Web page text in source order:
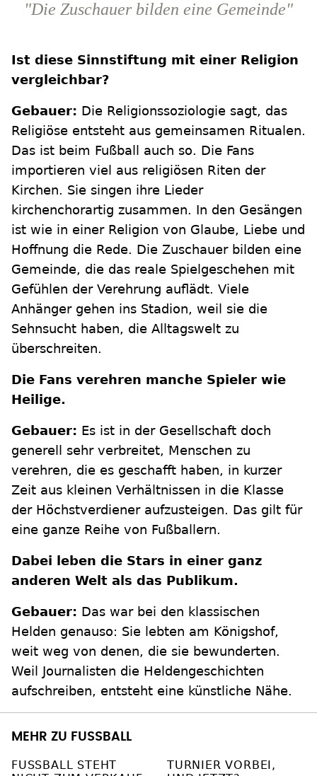
"Die Zuschauer bilden eine Gemeinde"
Ist diese Sinnstiftung mit einer Religion
vergleichbar?
Gebauer: Die Religionssoziologie sagt, das
Religiöse entsteht aus gemeinsamen Ritualen.
Das ist beim Fußball auch so. Die Fans
importieren viel aus religiösen Riten der
Kirchen. Sie singen ihre Lieder
kirchenchorartig zusammen. In den Gesängen
ist wie in einer Religion von Glaube, Liebe und
Hoffnung die Rede. Die Zuschauer bilden eine
Gemeinde, die das reale Spielgeschehen mit
Gefühlen der Verehrung auflädt. Viele
Anhänger gehen ins Stadion, weil sie die
Sehnsucht haben, die Alltagswelt zu
überschreiten.
Die Fans verehren manche Spieler wie
Heilige.
Gebauer: Es ist in der Gesellschaft doch
generell sehr verbreitet, Menschen zu
verehren, die es geschafft haben, in kurzer
Zeit aus kleinen Verhältnissen in die Klasse
der Höchstverdiener aufzusteigen. Das gilt für
eine ganze Reihe von Fußballern.
Dabei leben die Stars in einer ganz
anderen Welt als das Publikum.
Gebauer: Das war bei den klassischen
Helden genauso: Sie lebten am Königshof,
weit weg von denen, die sie bewunderten.
Weil Journalisten die Heldengeschichten
aufschreiben, entsteht eine künstliche Nähe.
MEHR ZU FUSSBALL
FUSSBALL STEHT N
TURNIER VORBEI,